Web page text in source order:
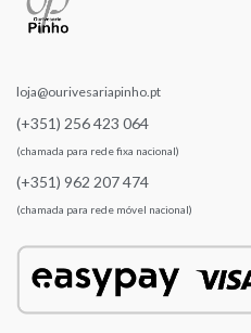
loja@ourivesariapinho.pt
(+351) 256 423 064
(chamada para rede fixa nacional)
(+351) 962 207 474
(chamada para rede móvel nacional)